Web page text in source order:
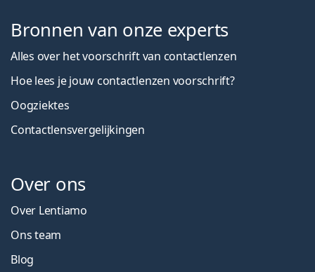
Bronnen van onze experts
Alles over het voorschrift van contactlenzen
Hoe lees je jouw contactlenzen voorschrift?
Oogziektes
Contactlensvergelijkingen
Over ons
Over Lentiamo
Ons team
Blog